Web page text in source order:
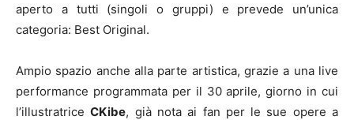
aperto a tutti (singoli o gruppi) e prevede un’unica
categoria: Best Original.
Ampio spazio anche alla parte artistica, grazie a una live
performance programmata per il 30 aprile, giorno in cui
l’illustratriceCKibe, già nota ai fan per le sue opere a